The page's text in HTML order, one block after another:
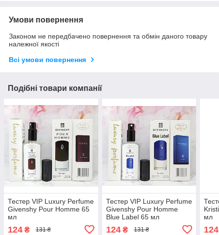
Умови повернення
Законом не передбачено повернення та обмін даного товару
належної якості
Всі умови повернення
Подібні товари компанії
Тестер VIP Luxury Perfume
Givenshy Pour Homme 65
мл
124 ₴ 131 ₴
Тестер VIP Luxury Perfume
Givenshy Pour Homme
Blue Label 65 мл
124₴ 131 ₴
мл
124